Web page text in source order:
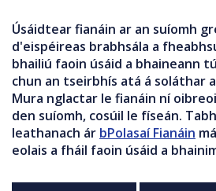
Úsáidtear fianáin ar an suíomh
d'eispéireas brabhsála a
bhailiú faoin úsáid a bhaineann
chun an tseirbhís atá á soláthar
Mura nglactar le fianáin ní
den suíomh, cosúil le físeán.
leathanach ár bPolasaí Fianáin
eolais a fháil faoin úsáid a